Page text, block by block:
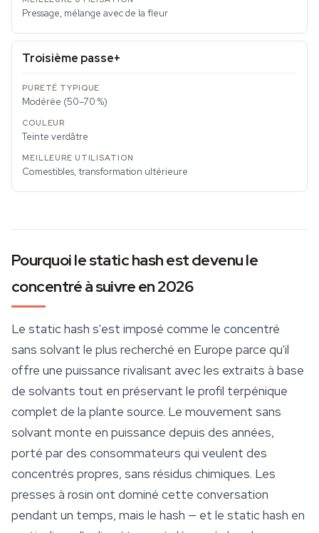
Pressage, mélange avec de la fleur
Troisième passe+
Modérée (50–70 %)
Teinte verdâtre
Comestibles, transformation ultérieure
Pourquoi le static hash est devenu le
concentré à suivre en 2026
Le static hash s'est imposé comme le concentré
sans solvant le plus recherché en Europe parce qu'il
offre une puissance rivalisant avec les extraits à base
de solvants tout en préservant le profil terpénique
complet de la plante source. Le mouvement sans
solvant monte en puissance depuis des années,
porté par des consommateurs qui veulent des
concentrés propres, sans résidus chimiques. Les
presses à rosin ont dominé cette conversation
pendant un temps, mais le hash — et le static hash en